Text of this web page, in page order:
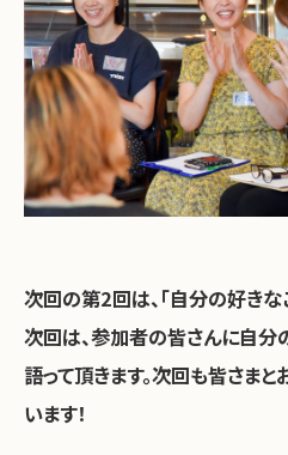
次回の第2回は、「自分の好きな
次回は、参加者の皆さんに自分
語って頂きます。次回も皆さま
います！